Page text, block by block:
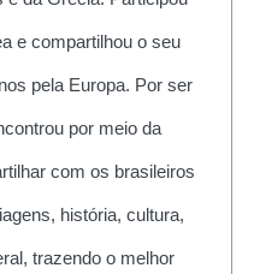
e compartilhou o seu
pela Europa. Por ser
por meio da
com os brasileiros
história, cultura,
trazendo o melhor